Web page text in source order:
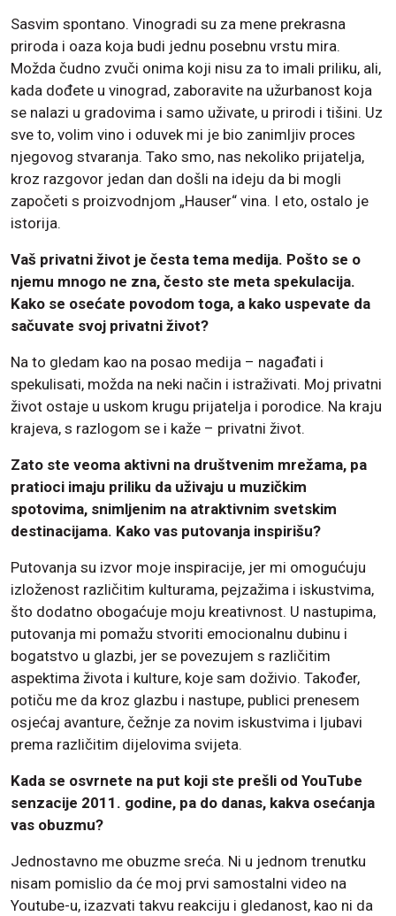
Sasvim spontano. Vinogradi su za mene prekrasna
priroda i oaza koja budi jednu posebnu vrstu mira.
Možda čudno zvuči onima koji nisu za to imali priliku, ali,
kada dođete u vinograd, zaboravite na užurbanost koja
se nalazi u gradovima i samo uživate, u prirodi i tišini. Uz
sve to, volim vino i oduvek mi je bio zanimljiv proces
njegovog stvaranja. Tako smo, nas nekoliko prijatelja,
kroz razgovor jedan dan došli na ideju da bi mogli
započeti s proizvodnjom „Hauser“ vina. I eto, ostalo je
istorija.
Vaš privatni život je česta tema medija. Pošto se o
njemu mnogo ne zna, često ste meta spekulacija.
Kako se osećate povodom toga, a kako uspevate da
sačuvate svoj privatni život?
Na to gledam kao na posao medija – nagađati i
spekulisati, možda na neki način i istraživati. Moj privatni
život ostaje u uskom krugu prijatelja i porodice. Na kraju
krajeva, s razlogom se i kaže – privatni život.
Zato ste veoma aktivni na društvenim mrežama, pa
pratioci imaju priliku da uživaju u muzičkim
spotovima, snimljenim na atraktivnim svetskim
destinacijama. Kako vas putovanja inspirišu?
Putovanja su izvor moje inspiracije, jer mi omogućuju
izloženost različitim kulturama, pejzažima i iskustvima,
što dodatno obogaćuje moju kreativnost. U nastupima,
putovanja mi pomažu stvoriti emocionalnu dubinu i
bogatstvo u glazbi, jer se povezujem s različitim
aspektima života i kulture, koje sam doživio. Također,
potiču me da kroz glazbu i nastupe, publici prenesem
osjećaj avanture, čežnje za novim iskustvima i ljubavi
prema različitim dijelovima svijeta.
Kada se osvrnete na put koji ste prešli od YouTube
senzacije 2011. godine, pa do danas, kakva osećanja
vas obuzmu?
Jednostavno me obuzme sreća. Ni u jednom trenutku
nisam pomislio da će moj prvi samostalni video na
Youtube-u, izazvati takvu reakciju i gledanost, kao ni da